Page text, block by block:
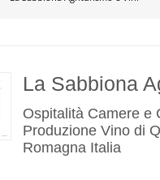
La Sabbiona
Ospitalità Camere e
Produzione Vino di
Romagna Italia